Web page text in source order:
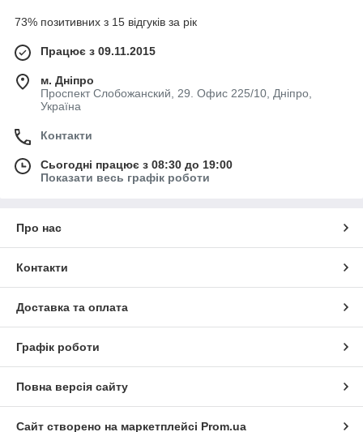
73% позитивних з 15 відгуків за рік
Працює з 09.11.2015
м. Дніпро
Проспект Слобожанский, 29. Офис 225/10, Дніпро,
Україна
Контакти
Сьогодні працює з 08:30 до 19:00
Показати весь графік роботи
Про нас
Контакти
Доставка та оплата
Графік роботи
Повна версія сайту
Сайт створено на маркетплейсі Prom.ua